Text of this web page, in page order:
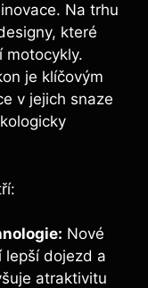
Na trhu
které
motocykly.
je klíčovým
v jejich snaze
Nové
lepší dojezd a
atraktivitu